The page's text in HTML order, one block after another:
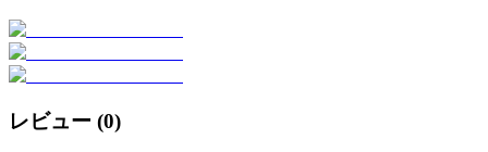
レビュー (0)